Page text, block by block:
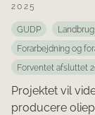
2025
GUDP
Forarbejdning og
Forventet afsluttet
Projektet vil
producere